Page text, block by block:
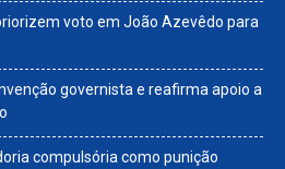
voto em João Azevêdo para
governista e reafirma apoio a
compulsória como punição